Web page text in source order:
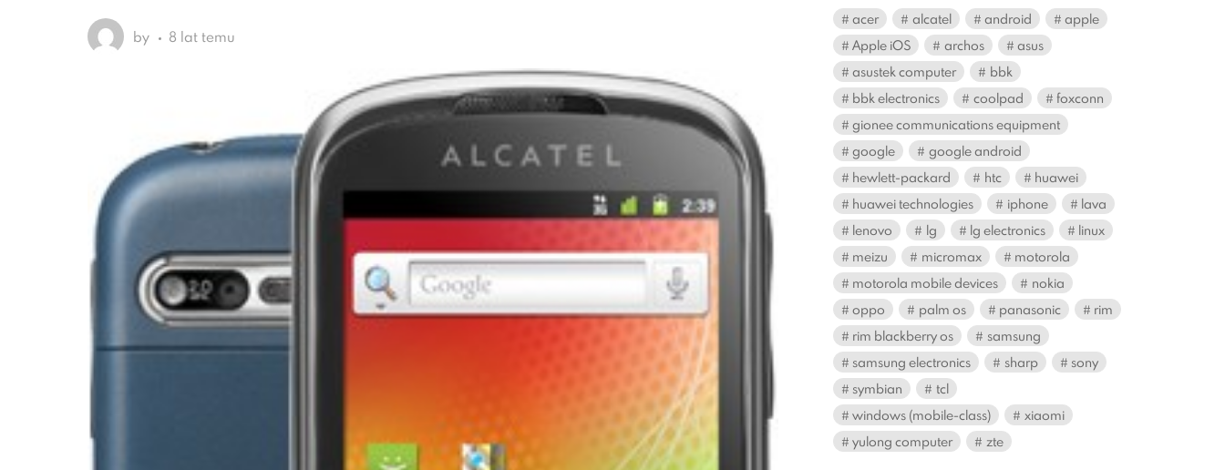
by 8 lat temu
acer alcatel android
apple
Apple iOS
archos
asus
asustek computer
bbk
bbk electronics
coolpad
foxconn
gionee communications equipment
google
google android
hewlett-packard
htc
huawei
huawei technologies
iphone
lava
lenovo
lg lg electronics
linux
meizu
micromax
motorola
motorola mobile devices
nokia
oppo
palm os panasonic
rim
rim blackberry os
samsung
samsung electronics
sharp
sony
symbian
tcl
windows (mobile-class)
xiaomi
yulong computer
zte